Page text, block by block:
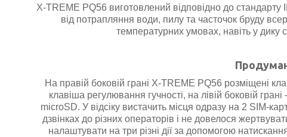
X-TREME PQ56 виготовлений відповідно до стандарту
від потрапляння води, пилу та часточок бруду
температурних умовах, навіть у
На правій боковій грані X-TREME PQ56 розміщені
клавіша регулювання гучності, на лівій боковій
microSD. У відсіку вистачить місця одразу на 2 SIM-
дзвінках до різних операторів і не довелося
налаштувати на три різні дії за допомогою